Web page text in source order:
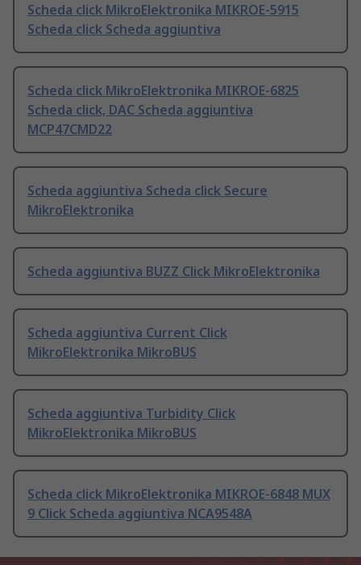
Scheda click MikroElektronika MIKROE-5915
Scheda click Scheda aggiuntiva
Scheda click MikroElektronika MIKROE-6825
Scheda click, DAC Scheda aggiuntiva
MCP47CMD22
Scheda aggiuntiva Scheda click Secure
MikroElektronika
Scheda aggiuntiva BUZZ Click MikroElektronika
Scheda aggiuntiva Current Click
MikroElektronika MikroBUS
Scheda aggiuntiva Turbidity Click
MikroElektronika MikroBUS
Scheda click MikroElektronika MIKROE-6848 MUX
9 Click Scheda aggiuntiva NCA9548A